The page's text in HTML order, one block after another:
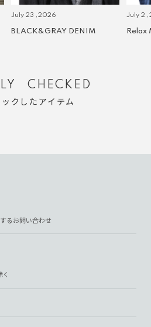
July 23 ,2026
BLACK&GRAY DENIM
July 2
Relax
CHECKED
クしたアイテム
るお問い合わせ
く